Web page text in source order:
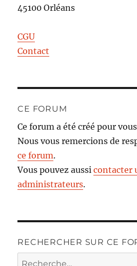
45100 Orléans
CGU
Contact
CE FORUM
Ce forum a été créé pour
Nous vous remercions de
ce forum.
Vous pouvez aussicontacter
administrateurs.
RECHERCHER SUR CE
Recherche